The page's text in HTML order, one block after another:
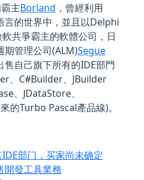
主Borland ，曾經利用
言的世界中，並且以Delphi
共爭霸主的軟體公司，日
期管理公司(ALM)Segue
自己旗下所有的IDE部門
、C#Builder、JBuilder
、JDataStore、
的Turbo Pascal產品線)。
部门，买家尚未确定
發工具業務